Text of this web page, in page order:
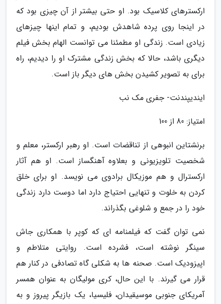
ارکسترهای کلاسیک بود. او حتی بیشتر از آن چیزی بود که
در اینجا روی پرده شاهدش بودیم، و تمام اینها چیزهای
زیادی است. زندگی او مطمئنا می توانست الهام بخش فیلم
دیگری باشد، حالا که بخش زندگی مشترک او را دیدیم، راه
برای به تصویر کشیدن بخش های دیگر باز است.
ایندیپندنت- جفری مک نب
امتیاز: 80 از 100
برنشتاین انبوهی از تناقضات است. او رهبر ارکستر، معلم و
شخصیت تلویزیونی و بعلاوه آهنگساز است. او هم آثار
ارکسترال و هم موزیکال برادوی می نویسد. او برای خلق
کردن به خلوت و تنهایی احتیاج دارد اما دوست دارد زندگی
خود را در جمع و شلوغی بگذراند.
نمی توان گفت که فیلمنامه ای که کوپر با همکاری جاش
سینگر نوشته است، فشرده است. روایتی متلاطم و
اپیزودیک است. صحنه ها به شکلی گاه تصادفی در کنار هم
قرار می گیرند. با این حال، کری مولیگان به عنوان همسر
آمریکای جنوبی موسیقیدان، فلیسیا، یک بازیگر پیروز و به